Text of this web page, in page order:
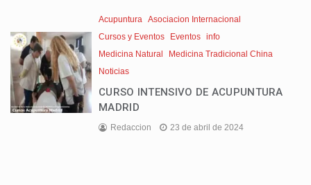
Acupuntura Asociacion Internacional
Cursos y Eventos
Eventos info
Medicina Natural
Medicina Tradicional China
Noticias
CURSO INTENSIVO DE ACUPUNTURA
MADRID
Redaccion 23 de abril de 2024